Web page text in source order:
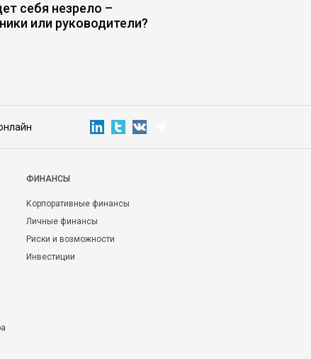
себя незрело –
или руководители?
ФИНАНСЫ
Корпоративные финансы
Личные финансы
Риски и возможности
Инвестиции